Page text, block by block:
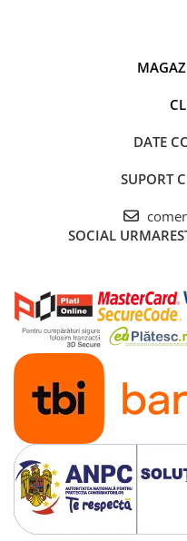
DATE
SUPORT
SOCIAL